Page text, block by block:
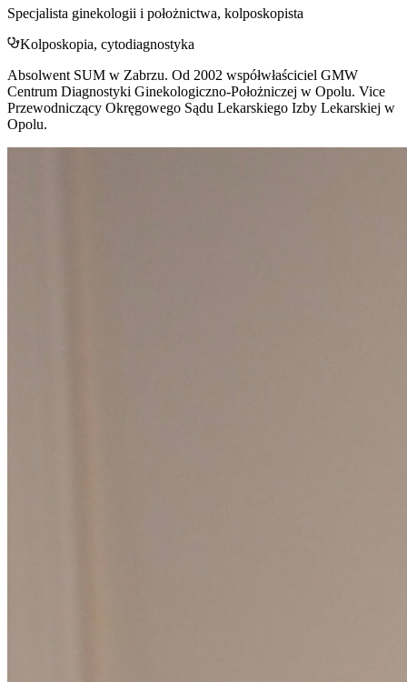
Specjalista ginekologii i położnictwa, kolposkopista
Kolposkopia, cytodiagnostyka
Absolwent SUM w Zabrzu. Od 2002 współwłaściciel GMW
Centrum Diagnostyki Ginekologiczno-Położniczej w Opolu. Vice
Przewodniczący Okręgowego Sądu Lekarskiego Izby Lekarskiej w
Opolu.